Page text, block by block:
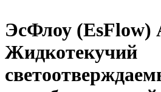
ЭсФлоу (EsFlow)
Жидкотекучий